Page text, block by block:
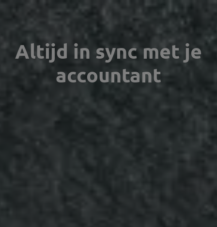
Altijd in sync met je
accountant